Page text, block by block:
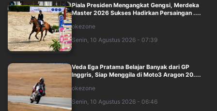
Piala Presiden Mengangkat Gengsi, Merdeka
Master 2026 Sukses Hadirkan Persaingan ....
okezone
Senin, 10 Agustus 2026 - 07:39
Veda Ega Pratama Belajar Banyak dari GP
Inggris, Siap Menggila di Moto3 Aragon 20....
okezone
Senin, 10 Agustus 2026 - 06:46